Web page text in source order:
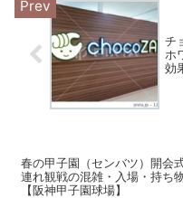
チ
ホ
効
春の甲子園（センバツ）開会
連れ観戦の混雑・入場・持ち
【阪神甲子園球場】